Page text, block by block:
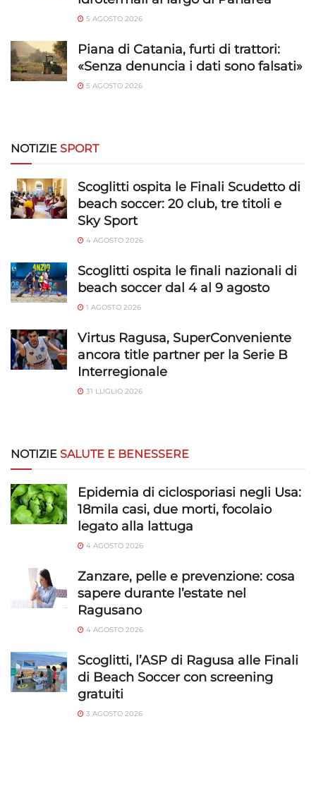
Identificare i dispositivi in base alle informazioni
trasmesse automaticamente.
Utilizzare dati di geolocalizzazione precisi,
Riconoscere i dispositivi in base a informazioni
richieste attivamente.
e presentare pubblicità e contenuto,
privacy.
5 AGOSTO 2026
Piana di Catania, furti di trattori:
«Senza denuncia i dati sono falsati»
5 AGOSTO 2026
NOTIZIE SPORT
Scoglitti ospita le Finali Scudetto di
beach soccer: 20 club, tre titoli e
Sky Sport
4 AGOSTO 2026
Scoglitti ospita le finali nazionali di
beach soccer dal 4 al 9 agosto
1 AGOSTO 2026
Virtus Ragusa, SuperConveniente
ancora title partner per la Serie B
Interregionale
31 LUGLIO 2026
NOTIZIE SALUTE E BENESSERE
Epidemia di ciclosporiasi negli Usa:
18mila casi, due morti, focolaio
legato alla lattuga
4 AGOSTO 2026
Zanzare, pelle e prevenzione: cosa
sapere durante l’estate nel
Ragusano
4 AGOSTO 2026
Scoglitti, l’ASP di Ragusa alle Finali
di Beach Soccer con screening
gratuiti
3 AGOSTO 2026